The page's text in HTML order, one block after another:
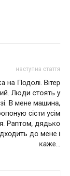
наступна стаття
на Подолі. Вітер
Люди стоять у
В мене машина,
сісти усім
Раптом, дядько
до мене і
каже…